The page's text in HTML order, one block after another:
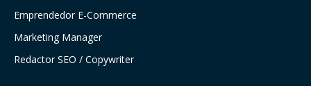
Emprendedor E-Commerce
Marketing Manager
Redactor SEO / Copywriter